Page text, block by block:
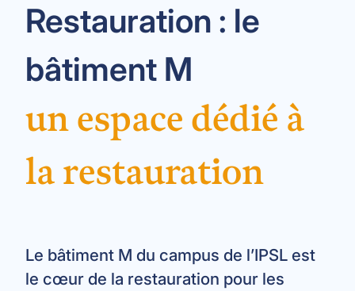
Restauration : le
bâtiment M
un espace dédié à
la restauration
Le bâtiment M du campus de l’IPSL est
le cœur de la restauration pour les